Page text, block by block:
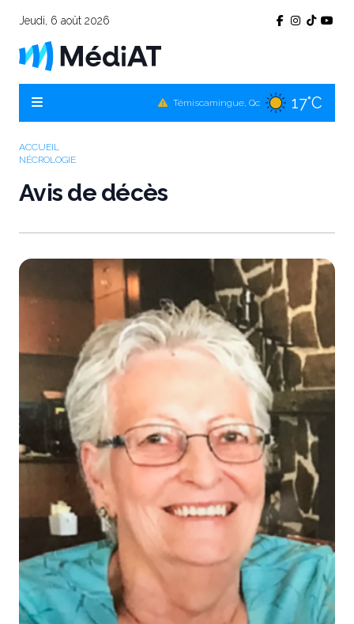
Jeudi, 6 août 2026
La Sarre, Qc 17°C
ACCUEIL
NÉCROLOGIE
Avis de décès